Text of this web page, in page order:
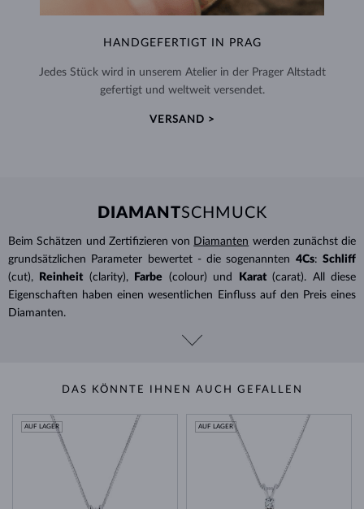
HANDGEFERTIGT IN PRAG
Jedes Stück wird in unserem Atelier in der Prager Altstadt
gefertigt und weltweit versendet.
VERSAND >
DIAMANTSCHMUCK
Beim Schätzen und Zertifizieren von Diamanten werden zunächst die
grundsätzlichen Parameter bewertet - die sogenannten 4Cs: Schliff
(cut),
Reinheit (clarity), Farbe (colour) und Karat (carat). All diese
Eigenschaften haben einen wesentlichen Einfluss auf den Preis eines
Diamanten.
DAS KÖNNTE IHNEN AUCH GEFALLEN
AUF LAGER AUF LAGER